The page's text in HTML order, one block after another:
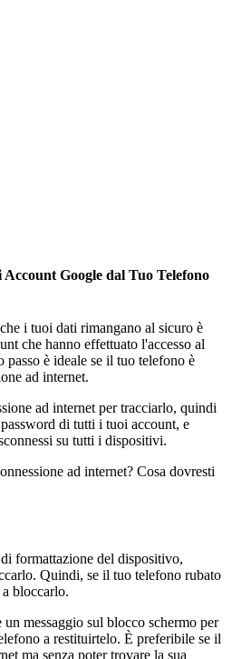
Google dal Tuo Telefono
i tuoi dati rimangano al sicuro è
che hanno effettuato l'accesso al
è ideale se il tuo telefono è
ad internet.
ad internet per tracciarlo, quindi
di tutti i tuoi account, e
su tutti i dispositivi.
ad internet? Cosa dovresti
formattazione del dispositivo,
Quindi, se il tuo telefono rubato
bloccarlo.
messaggio sul blocco schermo per
a restituirtelo. È preferibile se il
ma senza poter trovare la sua